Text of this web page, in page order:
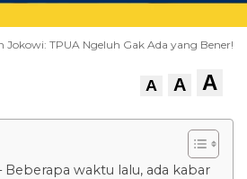
Jokowi: TPUA Ngeluh Gak Ada yang Bener!
A A A
Beberapa waktu lalu, ada kabar